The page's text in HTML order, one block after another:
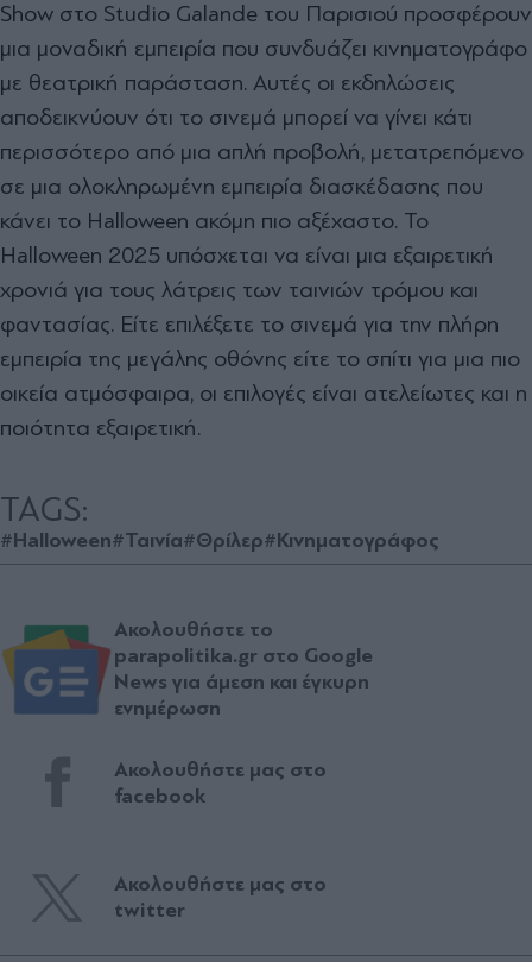
Show στο Studio Galande του Παρισιού προσφέρουν
μια μοναδική εμπειρία που συνδυάζει κινηματογράφο
με θεατρική παράσταση. Αυτές οι εκδηλώσεις
αποδεικνύουν ότι το σινεμά μπορεί να γίνει κάτι
περισσότερο από μια απλή προβολή, μετατρεπόμενο
σε μια ολοκληρωμένη εμπειρία διασκέδασης που
κάνει το Halloween ακόμη πιο αξέχαστο. Το
Halloween 2025 υπόσχεται να είναι μια εξαιρετική
χρονιά για τους λάτρεις των ταινιών τρόμου και
φαντασίας. Είτε επιλέξετε το σινεμά για την πλήρη
εμπειρία της μεγάλης οθόνης είτε το σπίτι για μια πιο
οικεία ατμόσφαιρα, οι επιλογές είναι ατελείωτες και η
ποιότητα εξαιρετική.
TAGS:
#Halloween#Ταινία#Θρίλερ#Κινηματογράφος
Ακολουθήστε το
parapolitika.gr στο Google
News για άμεση και έγκυρη
ενημέρωση
Ακολουθήστε μας στο
facebook
Ακολουθήστε μας στο
twitter